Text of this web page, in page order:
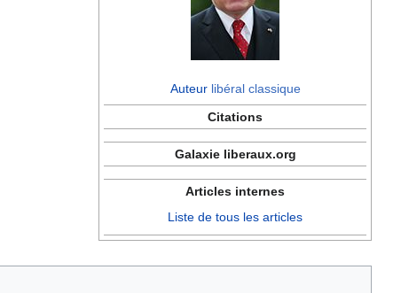
Auteur libéral classique
Citations
Galaxie liberaux.org
Articles internes
Liste de tous les articles